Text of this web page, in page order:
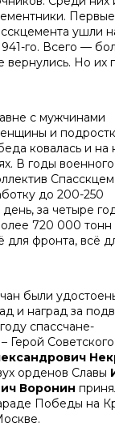
50 50
ушли
го. Всего —
вернулись. Но их
с мужчинами
и
ковалась и на
В годы военного
до 200-250
за четыре
720 000 тонн
для фронта, всё
были
и наград за
спассчане-
Герой
орденов Славы
Воронин
Победы на